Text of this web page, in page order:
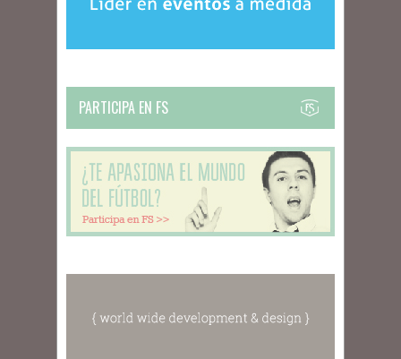
PARTICIPA EN FS